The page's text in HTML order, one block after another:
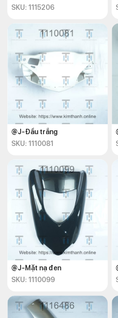
SKU: 1115206
@J-Đầu trắng
SKU: 1110081
@J-Mặt nạ đen
SKU: 1110099